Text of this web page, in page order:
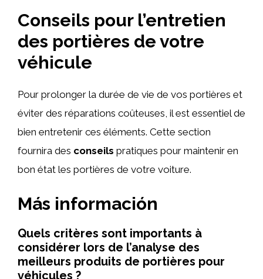
Conseils pour l’entretien
des portières de votre
véhicule
Pour prolonger la durée de vie de vos portières et
éviter des réparations coûteuses, il est essentiel de
bien entretenir ces éléments. Cette section
fournira des conseils pratiques pour maintenir en
bon état les portières de votre voiture.
Más información
Quels critères sont importants à
considérer lors de l’analyse des
meilleurs produits de portières pour
véhicules ?